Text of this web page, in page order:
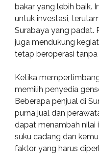
bakar yang lebih baik.
untuk investasi,
Surabaya yang padat.
juga mendukung
tetap beroperasi tanpa
Ketika
memilih penyedia
Beberapa penjual di
purna jual dan
dapat menambah nilai
suku cadang dan
faktor yang harus